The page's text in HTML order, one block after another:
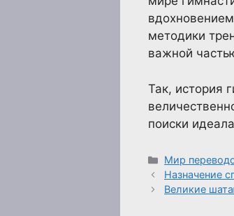
методики
важной
Так, история
поиски
Рубрики
Мир
Назначение
Великие